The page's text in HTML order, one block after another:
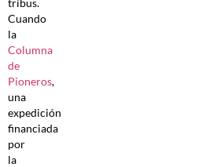
tribus.
Cuando
la
Columna
de
Pioneros,
una
expedición
financiada
por
la